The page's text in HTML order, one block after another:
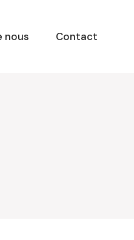
nous
Contact